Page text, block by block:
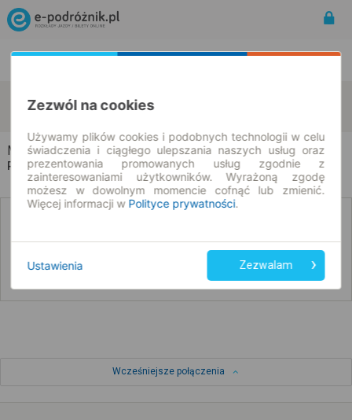
Munina
Zielona
Munina → Zielona
Rozkład jazdy i bilety
Poniżej przedstawiamy dostępne połączenia z innych dat
Wcześniejsze połączenia
Zezwól na cookies
Używamy plików cookies i podobnych technologii w celu
świadczenia i ciągłego ulepszania naszych usług oraz
prezentowania promowanych usług zgodnie z
zainteresowaniami użytkowników. Wyrażoną zgodę
możesz w dowolnym momencie cofnąć lub zmienić.
Więcej informacji w Polityce prywatności.
Ustawienia Zezwalam